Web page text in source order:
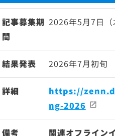
記事募集期
間
2026年5月7日（
結果発表 2026年7月初旬
詳細
https://
ng-2026
備考 関連オフライ